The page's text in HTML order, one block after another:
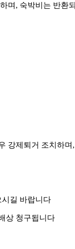
며, 숙박비는 반환
강제퇴거 조치하
길 바랍니다
상 청구됩니다